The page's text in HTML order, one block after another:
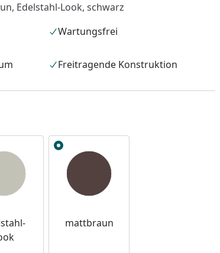
Edelstahl-Look, schwarz
Wartungsfrei
Freitragende Konstruktion
mattbraun